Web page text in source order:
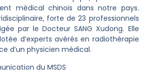
médical chinois dans notre pays.
forte de 23 professionnels
par le Docteur SANG Xudong. Elle
d’experts avérés en radiothérapie
d’un physicien médical.
du MSDS